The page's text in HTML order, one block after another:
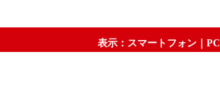
表示：スマートフォン｜ PC